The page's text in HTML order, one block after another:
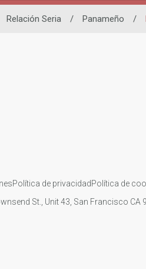
Relación Seria / Panameño /
Política de privacidadPolítica de
St., Unit 43, San Francisco CA